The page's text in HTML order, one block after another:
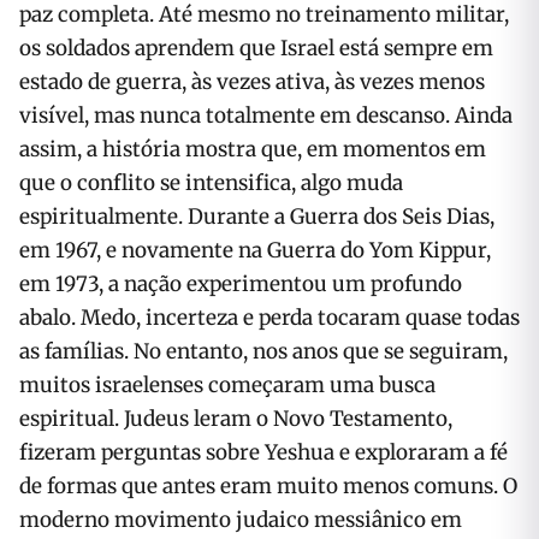
paz completa. Até mesmo no treinamento militar,
os soldados aprendem que Israel está sempre em
estado de guerra, às vezes ativa, às vezes menos
visível, mas nunca totalmente em descanso. Ainda
assim, a história mostra que, em momentos em
que o conflito se intensifica, algo muda
espiritualmente. Durante a Guerra dos Seis Dias,
em 1967, e novamente na Guerra do Yom Kippur,
em 1973, a nação experimentou um profundo
abalo. Medo, incerteza e perda tocaram quase todas
as famílias. No entanto, nos anos que se seguiram,
muitos israelenses começaram uma busca
espiritual. Judeus leram o Novo Testamento,
fizeram perguntas sobre Yeshua e exploraram a fé
de formas que antes eram muito menos comuns. O
moderno movimento judaico messiânico em